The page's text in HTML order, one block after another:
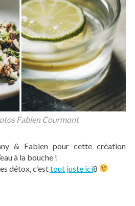
Fabien Courmont
& Fabien pour cette création
à la bouche !
détox, c’esttout juste ici8